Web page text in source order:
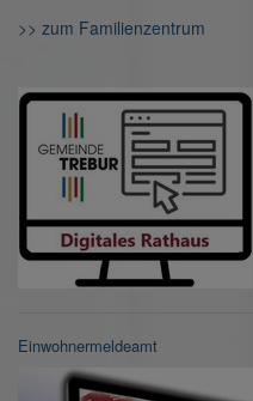
>> zum Familienzentrum
Einwohnermeldeamt